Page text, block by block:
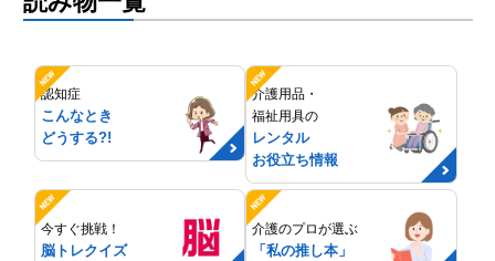
認知症
こんなとき
どうする?!
介護用品・
福祉用具の
レンタル
お役立ち情報
今すぐ挑戦！
脳トレクイズ
介護のプロが選ぶ
「私の推し本」